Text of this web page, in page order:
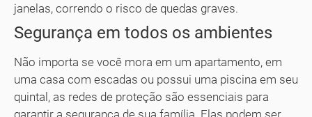
janelas, correndo o risco de quedas graves.
Segurança em todos os ambientes
Não importa se você mora em um apartamento, em
uma casa com escadas ou possui uma piscina em seu
quintal, as redes de proteção são essenciais para